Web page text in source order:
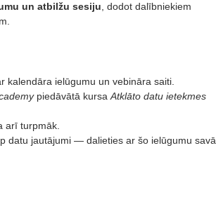
un atbilžu sesiju , dodot dalībniekiem
kalendāra ielūgumu un vebināra saiti.
piedāvātā kursa Atklāto datu ietekmes
arī turpmāk.
datu jautājumi — dalieties ar šo ielūgumu savā